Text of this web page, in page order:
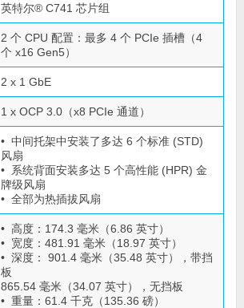
英特尔® C741 芯片组
2 个 CPU 配置：最多 4 个 PCIe 插槽（4
个 x16 Gen5）
2 x 1 GbE
1 x OCP 3.0（x8 PCIe 通道）
• 中间托架中安装了多达 6 个标准 (STD)
风扇
• 系统背面安装多达 5 个高性能 (HPR) 金
牌级风扇
• 全部为热插拔风扇
• 高度：174.3 毫米（6.86 英寸）
• 宽度：481.91 毫米（18.97 英寸）
• 深度： 901.4 毫米（35.48 英寸），带挡
板
865.54 毫米（34.07 英寸），无挡板
• 重量：61.4 千克（135.36 磅）